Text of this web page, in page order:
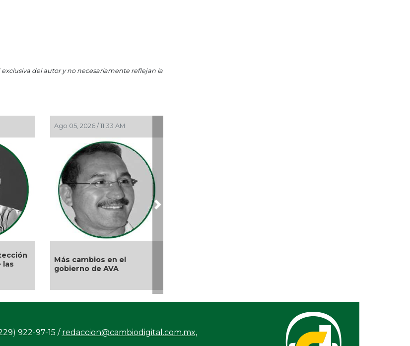
del autor y no necesariamente reflejan la
las
Ago 05, 2026 / 11:33 AM
Más cambios en el
gobierno de AVA
Next
Orden en la Legislatura
Solo y sólo /2
922-97-15 / redaccion@cambiodigital.com.mx,